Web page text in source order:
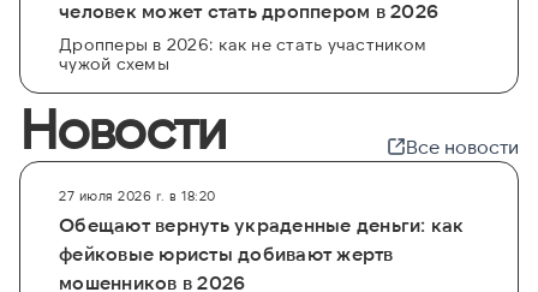
человек может стать дроппером в 2026
Дропперы в 2026: как не стать участником
чужой схемы
Новости Все новости
27 июля 2026 г. в 18:20
Обещают вернуть украденные деньги: как
фейковые юристы добивают жертв
мошенников в 2026